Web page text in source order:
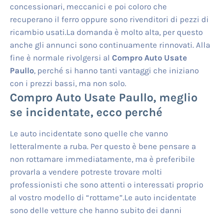
concessionari, meccanici e poi coloro che
recuperano il ferro oppure sono rivenditori di pezzi di
ricambio usati.La domanda è molto alta, per questo
anche gli annunci sono continuamente rinnovati. Alla
fine è normale rivolgersi al Compro Auto Usate
Paullo, perché si hanno tanti vantaggi che iniziano
con i prezzi bassi, ma non solo.
Compro Auto Usate Paullo, meglio
se incidentate, ecco perché
Le auto incidentate sono quelle che vanno
letteralmente a ruba. Per questo è bene pensare a
non rottamare immediatamente, ma è preferibile
provarla a vendere potreste trovare molti
professionisti che sono attenti o interessati proprio
al vostro modello di “rottame”.Le auto incidentate
sono delle vetture che hanno subito dei danni